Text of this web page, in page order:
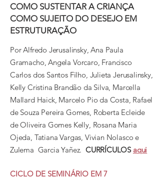
COMO SUSTENTAR A CRIANÇA
COMO SUJEITO DO DESEJO EM
ESTRUTURAÇÃO
Por Alfredo Jerusalinsky, Ana Paula
Gramacho, Angela Vorcaro, Francisco
Carlos dos Santos Filho, Julieta Jerusalinsky,
Kelly Cristina Brandão da Silva, Marcella
Mallard Haick, Marcelo Pio da Costa, Rafael
de Souza Pereira Gomes, Roberta Ecleide
de Oliveira Gomes Kelly, Rosana Maria
Ojeda, Tatiana Vargas, Vivian Nolasco e
Zulema Garcia Yañez. CURRÍCULOS aqui
CICLO DE SEMINÁRIO EM 7